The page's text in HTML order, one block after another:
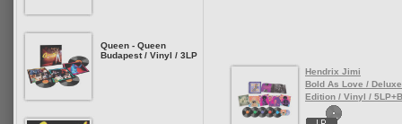
Hendrix Jimi
Bold As Love / Deluxe
Edition / Vinyl /
Queen - Queen
Budapest / Vinyl / 3LP